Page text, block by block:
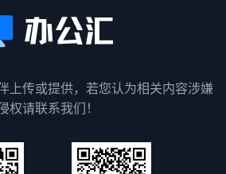
上传或提供，若您认为相关内容涉嫌
权请联系我们！